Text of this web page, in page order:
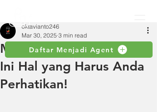
Daftar Menjadi Agent
Mau Beli Genset Bekas?
Ini Hal yang Harus Anda
Perhatikan!
oktavianto246
Mar 30, 2025 3 min read